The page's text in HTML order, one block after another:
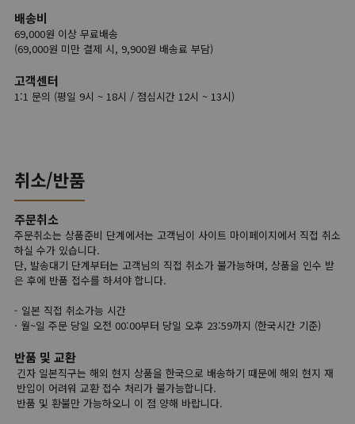
배송비
69,000원 이상 무료배송
(69,000원 미만 결제 시, 9,900원 배송료 부담)
고객센터
1:1 문의 (평일 9시 ~ 18시 / 점심시간 12시 ~ 13시)
취소/반품
주문취소
주문취소는 상품준비 단계에서는 고객님이 사이트 마이페이지에서 직접 취소
하실 수가 있습니다.
단, 발송대기 단계부터는 고객님의 직접 취소가 불가능하며, 상품을 인수 받
은 후에 반품 접수를 하셔야 합니다.
- 일본 직접 취소가능 시간
· 월~일 주문 당일 오전 00:00부터 당일 오후 23:59까지 (한국시간 기준)
반품 및 교환
긴자 일본직구는 해외 현지 상품을 한국으로 배송하기 때문에 해외 현지 재
반입이 어려워 교환 접수 처리가 불가능합니다.
반품 및 환불만 가능하오니 이 점 양해 바랍니다.